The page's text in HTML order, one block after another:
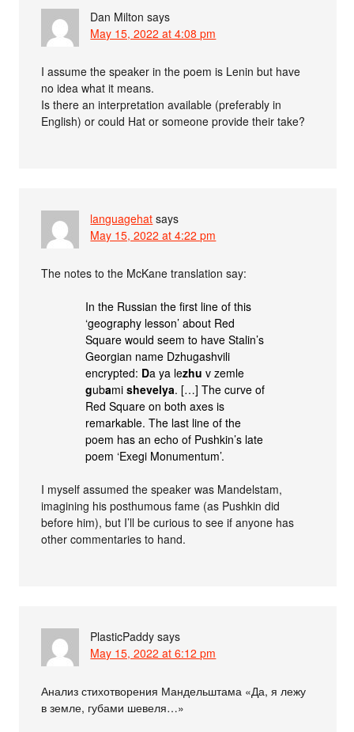
Dan Milton says
May 15, 2022 at 4:08 pm
I assume the speaker in the poem is Lenin but have
no idea what it means.
Is there an interpretation available (preferably in
English) or could Hat or someone provide their take?
languagehat says
May 15, 2022 at 4:22 pm
The notes to the McKane translation say:
In the Russian the first line of this
‘geography lesson’ about Red
Square would seem to have Stalin’s
Georgian name Dzhugashvili
encrypted: Da ya lezhu v zemle
gubamishevelya. […] The curve of
Red Square on both axes is
remarkable. The last line of the
poem has an echo of Pushkin’s late
poem ‘Exegi Monumentum’.
I myself assumed the speaker was Mandelstam,
imagining his posthumous fame (as Pushkin did
before him), but I’ll be curious to see if anyone has
other commentaries to hand.
PlasticPaddy says
May 15, 2022 at 6:12 pm
Анализ стихотворения Мандельштама «Да, я лежу
в земле, губами шевеля…»